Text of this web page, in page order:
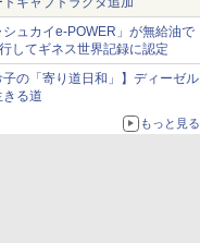
シュカイe-POWER」が無給油で
してギネス世界記録に認定
子の「寄り道日和」】ディーゼル
る道
もっと見る